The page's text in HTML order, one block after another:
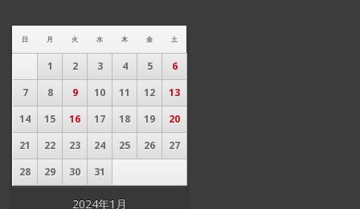
2024年1月
日 月 火 水 木 金 土
1 2 3 4 5
6
7
8 9 10 11 12
13
14
15 16 17 18 19
20
21
22 23 24 25 26
27
28
29 30 31